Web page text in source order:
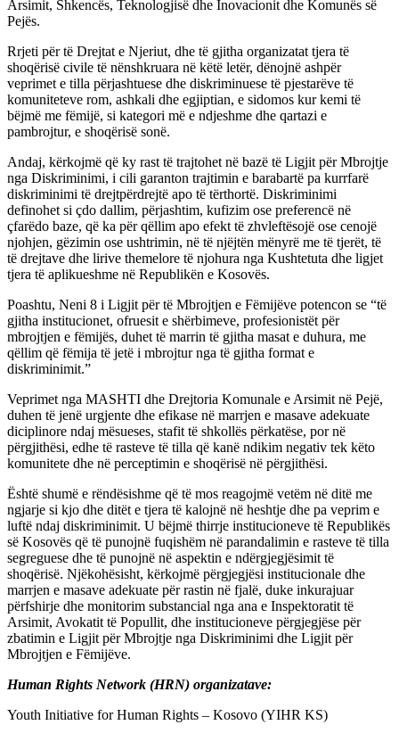
Arsimit, Shkencës, Teknologjisë dhe Inovacionit dhe Komunës së
Pejës.
Rrjeti për të Drejtat e Njeriut, dhe të gjitha organizatat tjera të
shoqërisë civile të nënshkruara në këtë letër, dënojnë ashpër
veprimet e tilla përjashtuese dhe diskriminuese të pjestarëve të
komuniteteve rom, ashkali dhe egjiptian, e sidomos kur kemi të
bëjmë me fëmijë, si kategori më e ndjeshme dhe qartazi e
pambrojtur, e shoqërisë sonë.
Andaj, kërkojmë që ky rast të trajtohet në bazë të Ligjit për Mbrojtje
nga Diskriminimi, i cili garanton trajtimin e barabartë pa kurrfarë
diskriminimi të drejtpërdrejtë apo të tërthortë. Diskriminimi
definohet si çdo dallim, përjashtim, kufizim ose preferencë në
çfarëdo baze, që ka për qëllim apo efekt të zhvleftësojë ose cenojë
njohjen, gëzimin ose ushtrimin, në të njëjtën mënyrë me të tjerët, të
të drejtave dhe lirive themelore të njohura nga Kushtetuta dhe ligjet
tjera të aplikueshme në Republikën e Kosovës.
Poashtu, Neni 8 i Ligjit për të Mbrojtjen e Fëmijëve potencon se “të
gjitha institucionet, ofruesit e shërbimeve, profesionistët për
mbrojtjen e fëmijës, duhet të marrin të gjitha masat e duhura, me
qëllim që fëmija të jetë i mbrojtur nga të gjitha format e
diskriminimit.”
Veprimet nga MASHTI dhe Drejtoria Komunale e Arsimit në Pejë,
duhen të jenë urgjente dhe efikase në marrjen e masave adekuate
diciplinore ndaj mësueses, stafit të shkollës përkatëse, por në
përgjithësi, edhe të rasteve të tilla që kanë ndikim negativ tek këto
komunitete dhe në perceptimin e shoqërisë në përgjithësi.
Është shumë e rëndësishme që të mos reagojmë vetëm në ditë me
ngjarje si kjo dhe ditët e tjera të kalojnë në heshtje dhe pa veprim e
luftë ndaj diskriminimit. U bëjmë thirrje institucioneve të Republikës
së Kosovës që të punojnë fuqishëm në parandalimin e rasteve të tilla
segreguese dhe të punojnë në aspektin e ndërgjegjësimit të
shoqërisë. Njëkohësisht, kërkojmë përgjegjësi institucionale dhe
marrjen e masave adekuate për rastin në fjalë, duke inkurajuar
përfshirje dhe monitorim substancial nga ana e Inspektoratit të
Arsimit, Avokatit të Popullit, dhe institucioneve përgjegjëse për
zbatimin e Ligjit për Mbrojtje nga Diskriminimi dhe Ligjit për
Mbrojtjen e Fëmijëve.
Human Rights Network (HRN) organizatave:
Youth Initiative for Human Rights – Kosovo (YIHR KS)